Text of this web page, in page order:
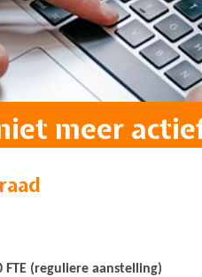
meer
FTE (reguliere aanstelling)